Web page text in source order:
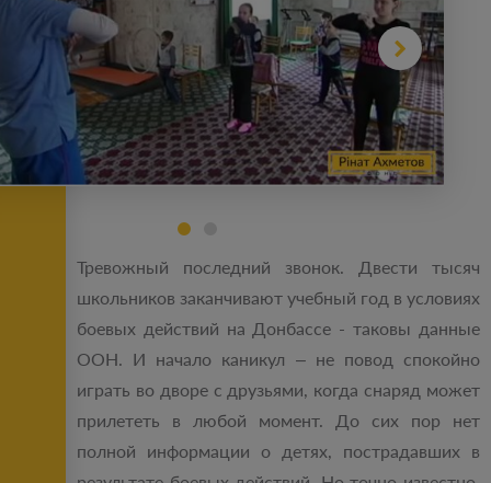
Тревожный последний звонок. Двести тысяч
школьников заканчивают учебный год в условиях
боевых действий на Донбассе - таковы данные
ООН. И начало каникул – не повод спокойно
играть во дворе с друзьями, когда снаряд может
прилететь в любой момент. До сих пор нет
полной информации о детях, пострадавших в